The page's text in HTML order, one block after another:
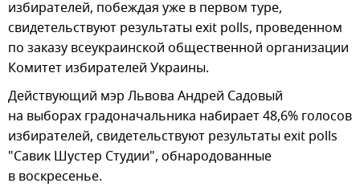
избирателей, побеждая уже в первом туре,
свидетельствуют результаты exit polls, проведенном
по заказу всеукраинской общественной организации
Комитет избирателей Украины.
Действующий мэр Львова Андрей Садовый
на выборах градоначальника набирает 48,6% голосов
избирателей, свидетельствуют результаты exit polls
"Савик Шустер Студии", обнародованные
в воскресенье.